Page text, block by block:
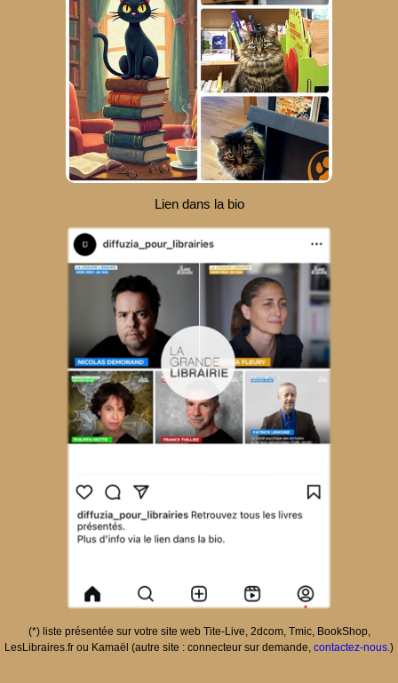
Lien dans la bio
(*) liste présentée sur votre site web Tite-Live, 2dcom, Tmic, BookShop,
LesLibraires.fr ou Kamaël (autre site : connecteur sur demande, contactez-nous.)